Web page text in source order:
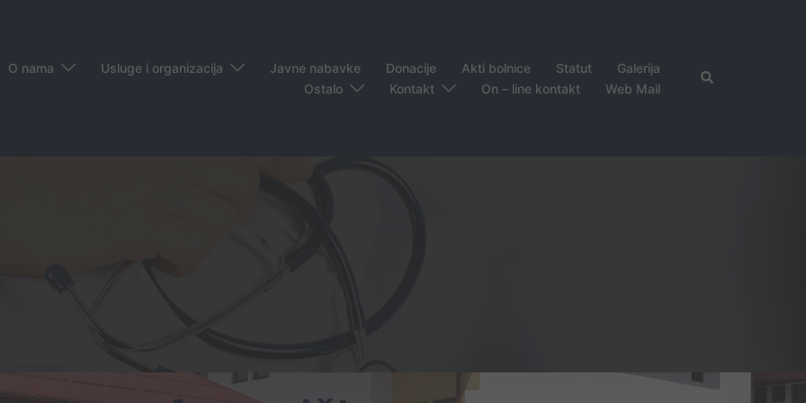
O nama Usluge i organizacija Javne nabavke Donacije Akti bolnice Statut
Galerija
Ostalo
Kontakt On – line kontakt Web Mail
Search